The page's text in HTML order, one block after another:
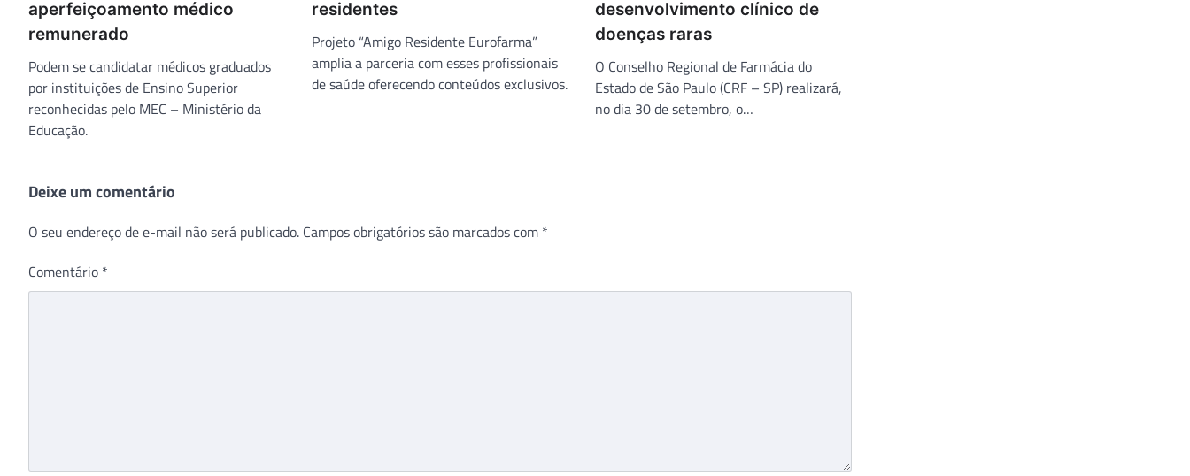
aperfeiçoamento médico
remunerado
Podem se candidatar médicos graduados
por instituições de Ensino Superior
reconhecidas pelo MEC – Ministério da
Educação.
residentes
Projeto “Amigo Residente Eurofarma”
amplia a parceria com esses profissionais
de saúde oferecendo conteúdos exclusivos.
desenvolvimento clínico de
doenças raras
O Conselho Regional de Farmácia do
Estado de São Paulo (CRF – SP) realizará,
no dia 30 de setembro, o…
Deixe um comentário
O seu endereço de e-mail não será publicado. Campos obrigatórios são marcados com *
Comentário *